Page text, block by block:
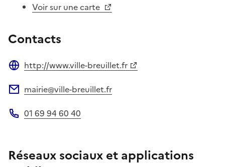
Voir sur une carte
Contacts
http://www.ville-breuillet.fr
mairie@ville-breuillet.fr
01 69 94 60 40
Réseaux sociaux et applications